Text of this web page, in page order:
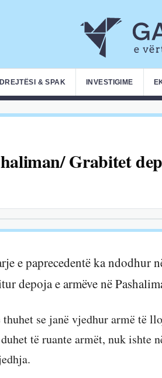
DREJTËSI & SPAK INVESTIGIME
Grabitet
e paprecedentë ka ndodhur
depoja e armëve në
thuhet se janë vjedhur armë të
të ruante armët, nuk ishte